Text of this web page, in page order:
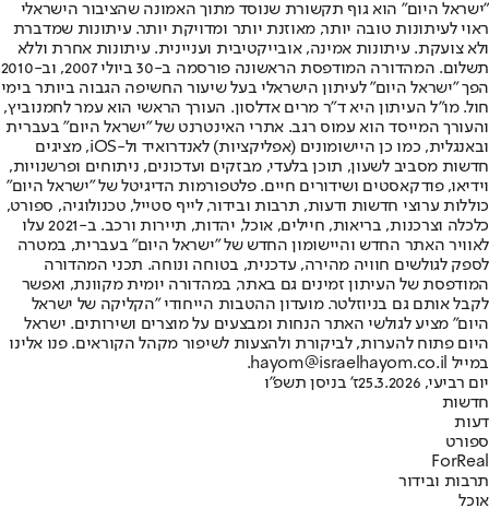
"ישראל היום" הוא גוף תקשורת שנוסד מתוך האמונה שהציבור הישראלי
ראוי לעיתונות טובה יותר, מאוזנת יותר ומדויקת יותר. עיתונות שמדברת
ולא צועקת. עיתונות אמינה, אובייקטיבית ועניינית. עיתונות אחרת וללא
תשלום. המהדורה המודפסת הראשונה פורסמה ב-30 ביולי 2007, וב-2010
הפך "ישראל היום" לעיתון הישראלי בעל שיעור החשיפה הגבוה ביותר בימי
חול. מו"ל העיתון היא ד"ר מרים אדלסון. העורך הראשי הוא עמר לחמנוביץ,
והעורך המייסד הוא עמוס רגב. אתרי האינטרנט של "ישראל היום" בעברית
ובאנגלית, כמו כן היישומונים (אפליקציות) לאנדרואיד ול-iOS, מציגים
חדשות מסביב לשעון, תוכן בלעדי, מבזקים ועדכונים, ניתוחים ופרשנויות,
וידיאו, פודקאסטים ושידורים חיים. פלטפורמות הדיגיטל של "ישראל היום"
כוללות ערוצי חדשות ודעות, תרבות ובידור, לייף סטייל, טכנולוגיה, ספורט,
כלכלה וצרכנות, בריאות, חיילים, אוכל, יהדות, תיירות ורכב. ב-2021 עלו
לאוויר האתר החדש והיישומון החדש של "ישראל היום" בעברית, במטרה
לספק לגולשים חוויה מהירה, עדכנית, בטוחה ונוחה. תכני המהדורה
המודפסת של העיתון זמינים גם באתר, במהדורה יומית מקוונת, ואפשר
לקבל אותם גם בניוזלטר. מועדון ההטבות הייחודי "הקליקה של ישראל
היום" מציע לגולשי האתר הנחות ומבצעים על מוצרים ושירותים. ישראל
היום פתוח להערות, לביקורת ולהצעות לשיפור מקהל הקוראים. פנו אלינו
במייל hayom@israelhayom.co.il.
יום רביעי, 25.3.2026
ז' בניסן תשפ"ו
חדשות
דעות
ספורט
ForReal
תרבות ובידור
אוכל